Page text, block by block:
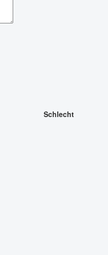
Schlecht